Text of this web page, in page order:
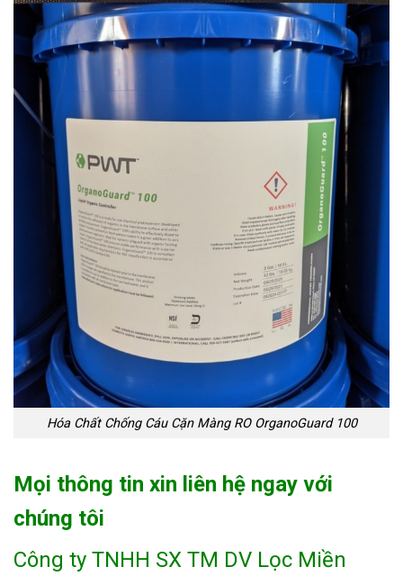
Hóa Chất Chống Cáu Cặn Màng RO OrganoGuard 100
Mọi thông tin xin liên hệ ngay với
chúng tôi
Công ty TNHH SX TM DV Lọc Miền